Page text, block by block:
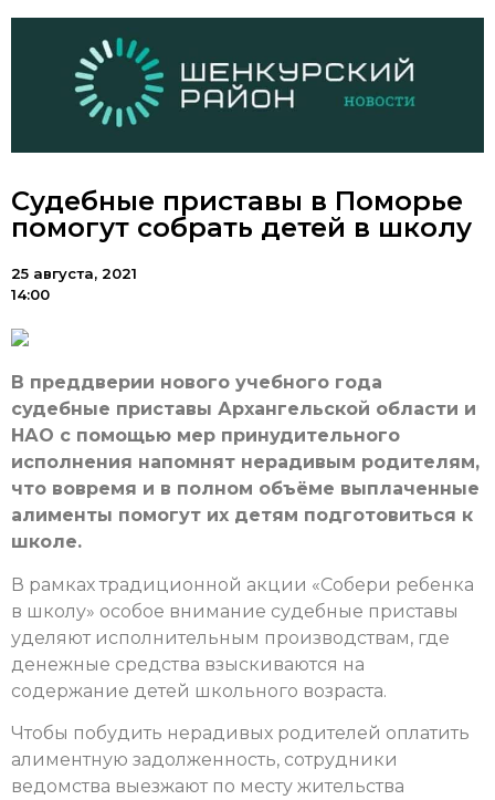
Судебные приставы в Поморье
помогут собрать детей в школу
25 августа, 2021
14:00
В преддверии нового учебного года
судебные приставы Архангельской области и
НАО с помощью мер принудительного
исполнения напомнят нерадивым родителям,
что вовремя и в полном объёме выплаченные
алименты помогут их детям подготовиться к
школе.
В рамках традиционной акции «Собери ребенка
в школу» особое внимание судебные приставы
уделяют исполнительным производствам, где
денежные средства взыскиваются на
содержание детей школьного возраста.
Чтобы побудить нерадивых родителей оплатить
алиментную задолженность, сотрудники
ведомства выезжают по месту жительства